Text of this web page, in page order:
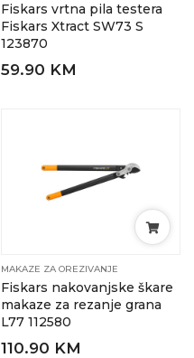
Fiskars vrtna pila testera
Fiskars Xtract SW73 S
123870
59.90 KM
MAKAZE ZA OREZIVANJE
Fiskars nakovanjske škare
makaze za rezanje grana
L77 112580
110.90 KM